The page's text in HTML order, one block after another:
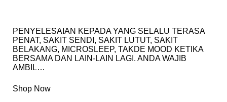
PENYELESAIAN KEPADA YANG SELALU TERASA
PENAT, SAKIT SENDI, SAKIT LUTUT, SAKIT
BELAKANG, MICROSLEEP, TAKDE MOOD KETIKA
BERSAMA DAN LAIN-LAIN LAGI. ANDA WAJIB
AMBIL…
Shop Now